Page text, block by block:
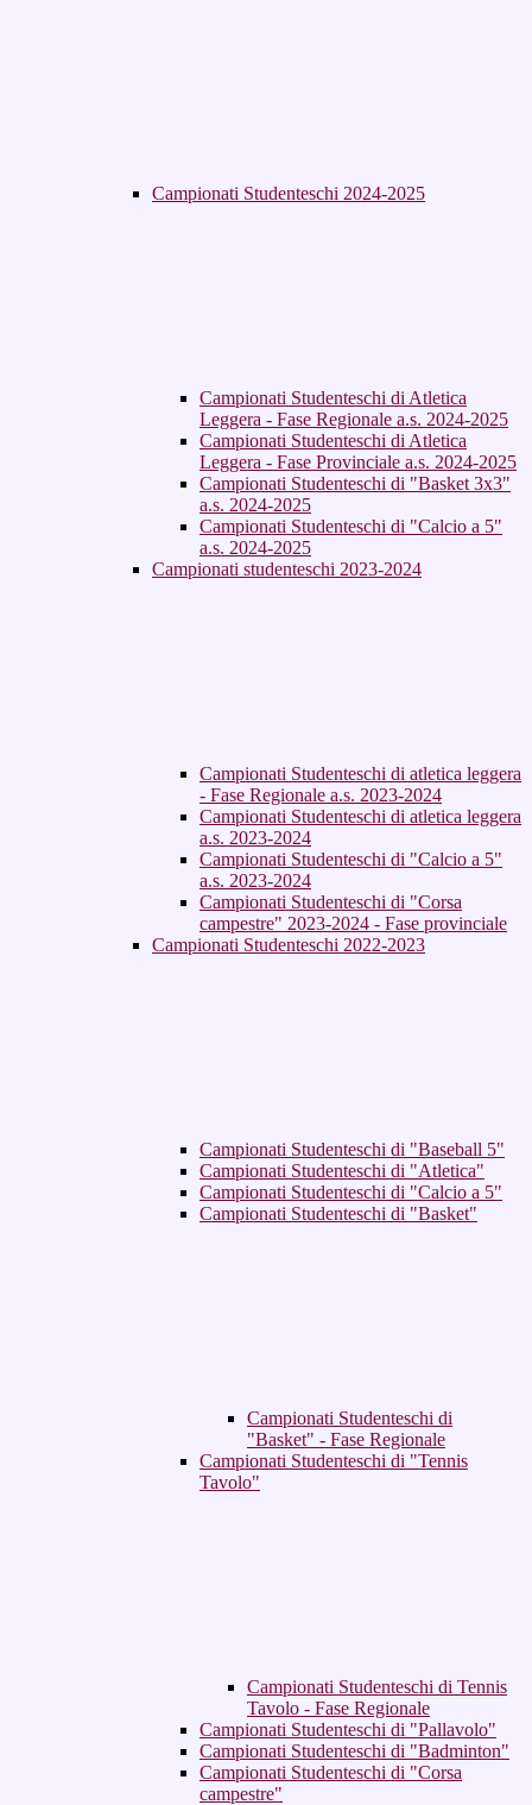
Campionati Studenteschi 2024-2025
Campionati Studenteschi di Atletica
Leggera - Fase Regionale a.s. 2024-2025
Campionati Studenteschi di Atletica
Leggera - Fase Provinciale a.s. 2024-2025
Campionati Studenteschi di "Basket 3x3"
a.s. 2024-2025
Campionati Studenteschi di "Calcio a 5"
a.s. 2024-2025
Campionati studenteschi 2023-2024
Campionati Studenteschi di atletica leggera
- Fase Regionale a.s. 2023-2024
Campionati Studenteschi di atletica leggera
a.s. 2023-2024
Campionati Studenteschi di "Calcio a 5"
a.s. 2023-2024
Campionati Studenteschi di "Corsa
campestre" 2023-2024 - Fase provinciale
Campionati Studenteschi 2022-2023
Campionati Studenteschi di "Baseball 5"
Campionati Studenteschi di "Atletica"
Campionati Studenteschi di "Calcio a 5"
Campionati Studenteschi di "Basket"
Campionati Studenteschi di
"Basket" - Fase Regionale
Campionati Studenteschi di "Tennis
Tavolo"
Campionati Studenteschi di Tennis
Tavolo - Fase Regionale
Campionati Studenteschi di "Pallavolo"
Campionati Studenteschi di "Badminton"
Campionati Studenteschi di "Corsa
campestre"